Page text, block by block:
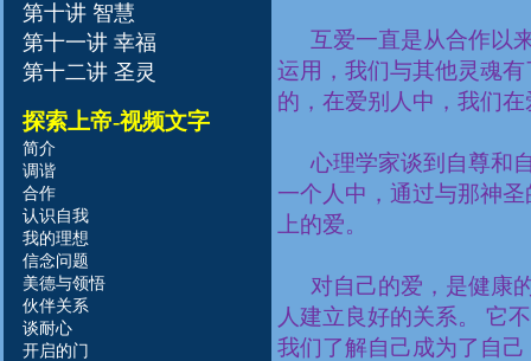
第十讲 智慧
第十一讲 幸福
第十二讲 圣灵
探索上帝-视频文字
简介
调谐
合作
认识自我
我的理想
信念问题
美德与领悟
伙伴关系
谈耐心
开启的门
互爱一直是从合作以
运用，我们与其他灵魂
的，在爱别人中，我们
心理学家谈到自尊和
一个人中，通过与那神
上的爱。
对自己的爱，是健康
人建立良好的关系。 它
我们了解自己成为了自